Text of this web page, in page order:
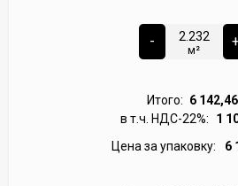
-
м²
Итого: 6 142,46
в т.ч. НДС-22%:
1
Цена за упаковку:
6